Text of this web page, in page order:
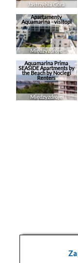
Jastrzębia Góra
Apartamenty
Aquamarina - visitopl
Międzyzdroje
Aquamarina Prima
SEASIDE Apartments by
the Beach by Noclegi
Renters
Międzyzdroje